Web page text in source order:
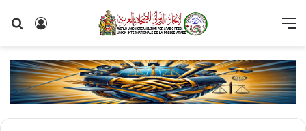
تسجيل
القائمة